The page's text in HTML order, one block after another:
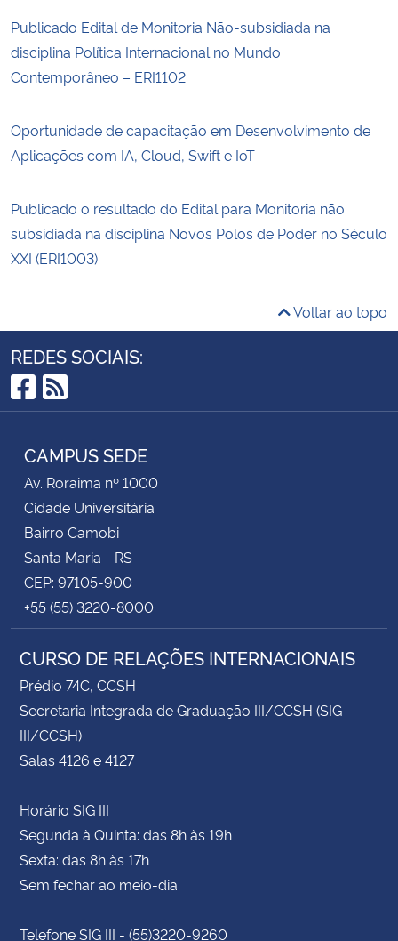
Publicado Edital de Monitoria Não-subsidiada na
disciplina Política Internacional no Mundo
Contemporâneo – ERI1102
Oportunidade de capacitação em Desenvolvimento de
Aplicações com IA, Cloud, Swift e IoT
Publicado o resultado do Edital para Monitoria não
subsidiada na disciplina Novos Polos de Poder no Século
XXI (ERI1003)
Voltar ao topo
REDES SOCIAIS:
Facebook
RSS
CAMPUS SEDE
Av. Roraima nº 1000
Cidade Universitária
Bairro Camobi
Santa Maria - RS
CEP: 97105-900
+55 (55) 3220-8000
CURSO DE RELAÇÕES INTERNACIONAIS
Prédio 74C, CCSH
Secretaria Integrada de Graduação III/CCSH (SIG
III/CCSH)
Salas 4126 e 4127
Horário SIG III
Segunda à Quinta: das 8h às 19h
Sexta: das 8h às 17h
Sem fechar ao meio-dia
Telefone SIG III - (55)3220-9260